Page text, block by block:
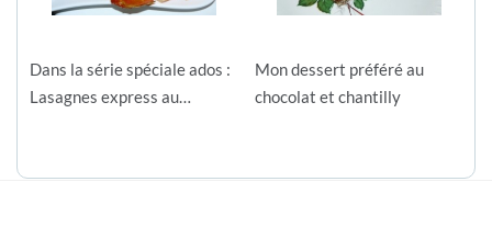
Dans la série spéciale ados :
Lasagnes express au…
Mon dessert préféré au
chocolat et chantilly